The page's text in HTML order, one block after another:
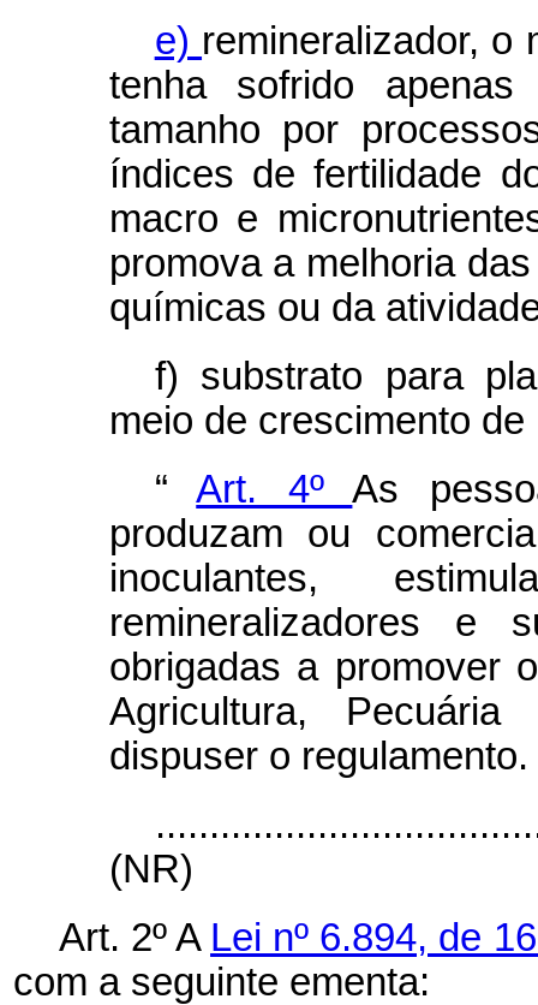
e) remineralizador, o
tenha sofrido
tamanho por
índices de fertilidade
macro e
promova a melhoria
químicas ou da
f) substrato para
meio de crescimento de
“Art. 4ºAs
produzam ou
inoculantes,
remineralizadores e
obrigadas a promover
Agricultura, Pecuária
dispuser o regulamento.
(NR)
Art. 2º A Lei nº 6.894, de
com a seguinte ementa: